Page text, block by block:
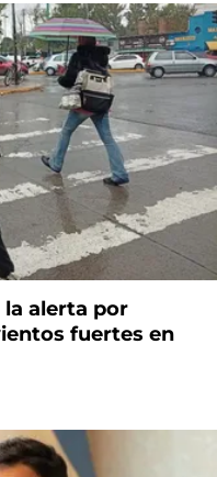
la alerta por
fuertes en